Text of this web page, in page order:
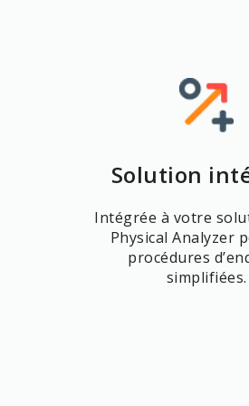
Solution
Intégrée à votre
Physical Analyzer
procédures
simplifiées.